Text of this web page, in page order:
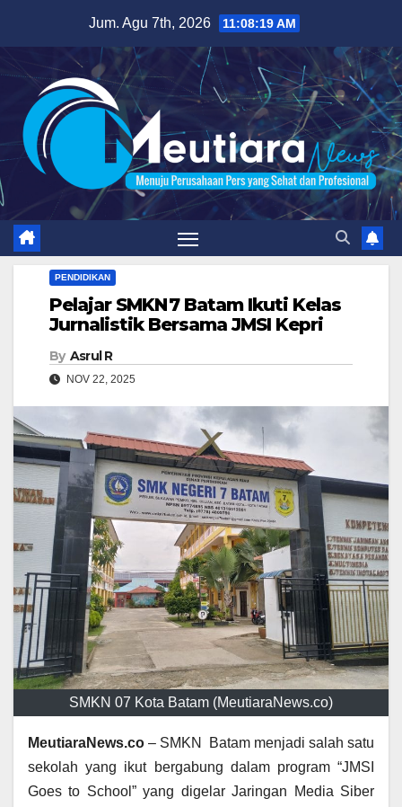
content
Jum. Agu 7th, 2026 11:08:21 AM
PENDIDIKAN
Pelajar SMKN 7 Batam Ikuti Kelas
Jurnalistik Bersama JMSI Kepri
By Asrul R
NOV 22, 2025
SMKN 07 Kota Batam (MeutiaraNews.co)
MeutiaraNews.co – SMKN Batam menjadi salah satu
sekolah yang ikut bergabung dalam program “JMSI
Goes to School” yang digelar Jaringan Media Siber